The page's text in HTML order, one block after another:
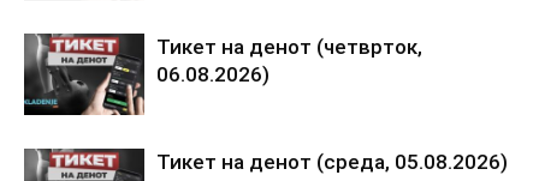
Тикет на денот (четврток,
06.08.2026)
Тикет на денот (среда, 05.08.2026)